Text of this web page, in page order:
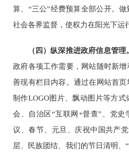
算、 “三公”经费预算全部公开。
社会各界监督，使权力在阳光下运
（ 四 ）纵深推进政府信息管理
政府各项工作需要，网站随时新
善现有栏目内容。通过在网站首
制作LOGO图片、飘动图片等方式
会、自治区“互联网+督查”、党史
议、春节、元旦、庆祝中国共产
层、民族团结、我们的节日清明、